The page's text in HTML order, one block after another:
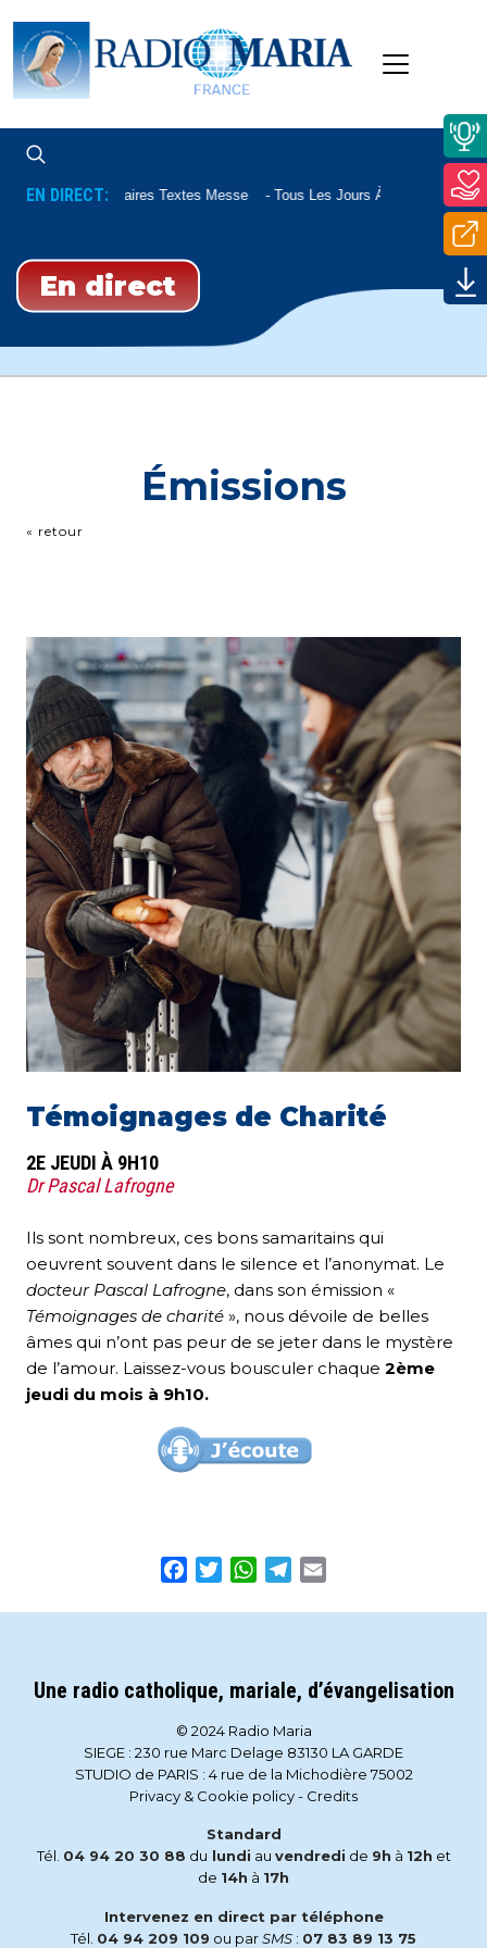
EN DIRECT:
Commentaires Textes Messe Tous Les Jours À 07h45 Et Le
En direct
Émissions
« retour
Témoignages de Charité
2E JEUDI À 9H10
Dr Pascal Lafrogne
Ils sont nombreux, ces bons samaritains qui
oeuvrent souvent dans le silence et l’anonymat. Le
docteur Pascal Lafrogne, dans son émission «
Témoignages de charité », nous dévoile de belles
âmes qui n’ont pas peur de se jeter dans le mystère
de l’amour. Laissez-vous bousculer chaque 2ème
jeudi du mois à 9h10.
Facebook
TwitterWhatsApp
Telegram
Une radio catholique, mariale, d’évangelisation
© 2024 Radio Maria
SIEGE : 230 rue Marc Delage 83130 LA GARDE
STUDIO de PARIS : 4 rue de la Michodière 75002
Privacy & Cookie policy- Credits
Standard
Tél. 04 94 20 30 88 du lundi au vendredi de 9h à 12h et
de 14h à 17h
Intervenez en direct par téléphone
Tél. 04 94 209 109 ou parSMS : 07 83 89 13 75